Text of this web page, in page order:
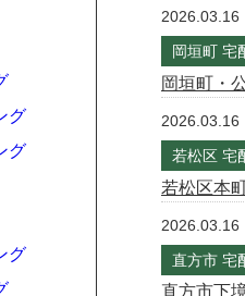
2026.03.16
岡垣町 宅
岡垣町・
2026.03.16
若松区 宅
若松区本
2026.03.16
直方市 宅
直方市下
グ
グ
グ